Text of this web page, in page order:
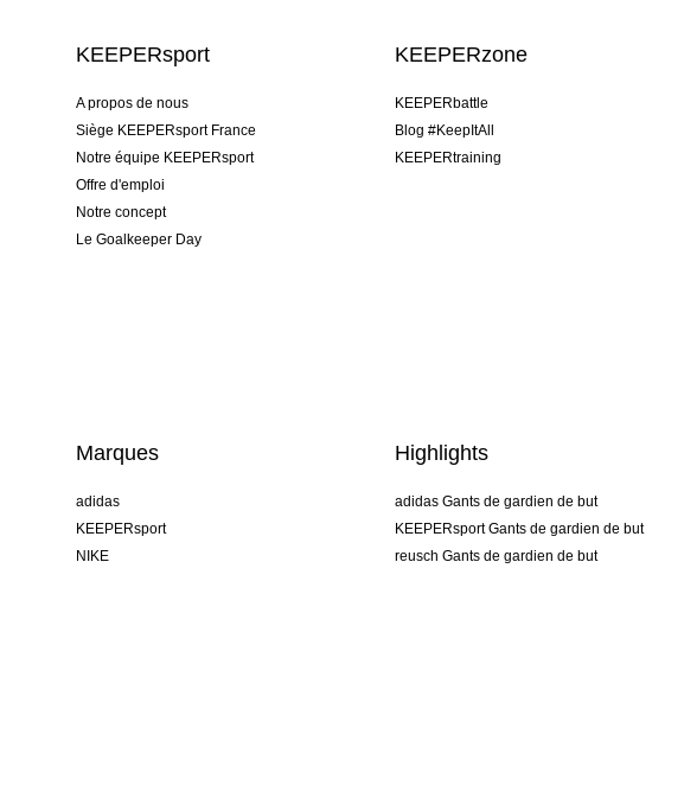
KEEPERsport
A propos de nous
Siège KEEPERsport France
Notre équipe KEEPERsport
Offre d'emploi
Notre concept
Le Goalkeeper Day
KEEPERzone
KEEPERbattle
Blog #KeepItAll
KEEPERtraining
Marques
adidas
KEEPERsport
NIKE
Highlights
adidas Gants de gardien de but
KEEPERsport Gants de gardien de but
reusch Gants de gardien de but